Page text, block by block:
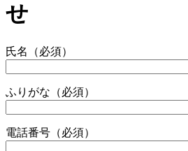
せ
氏名 （必須）
ふりがな （必須）
電話番号 （必須）